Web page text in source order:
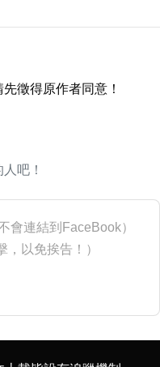
徵得原作者同意！
吧！
會連結到FaceBook）
，以免挨告！）